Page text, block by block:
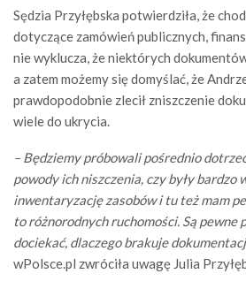
Sędzia Przyłębska potwierdziła, że
dotyczące zamówień publicznych,
nie wyklucza, że niektórych
a zatem możemy się domyślać, że
prawdopodobnie zlecił zniszczenie
wiele do ukrycia.
– Będziemy próbowali pośrednio
powody ich niszczenia, czy były bardzo
inwentaryzację zasobów i tu też mam
to różnorodnych ruchomości. Są pewne
dociekać, dlaczego brakuje
wPolsce.pl zwróciła uwagę Julia